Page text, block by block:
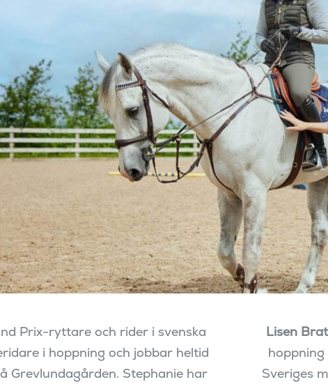
Prix-ryttare och rider i svenska
i hoppning och jobbar heltid
Grevlundagården. Stephanie har
Lisen
Sveriges